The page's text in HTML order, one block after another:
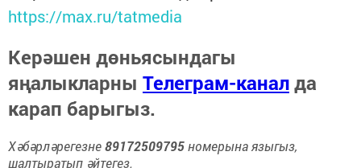
https://max.ru/tatmedia
Керәшен дөньясындагы
яңалыкларны Телеграм-каналда
карап барыгыз.
Хәбәрләрегезне89172509795номерына языгыз,
шалтыратып әйтегез.